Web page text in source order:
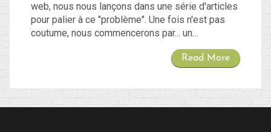
web, nous nous lançons dans une série d'articles
pour palier à ce "problème". Une fois n'est pas
coutume, nous commencerons par... un…
Read More